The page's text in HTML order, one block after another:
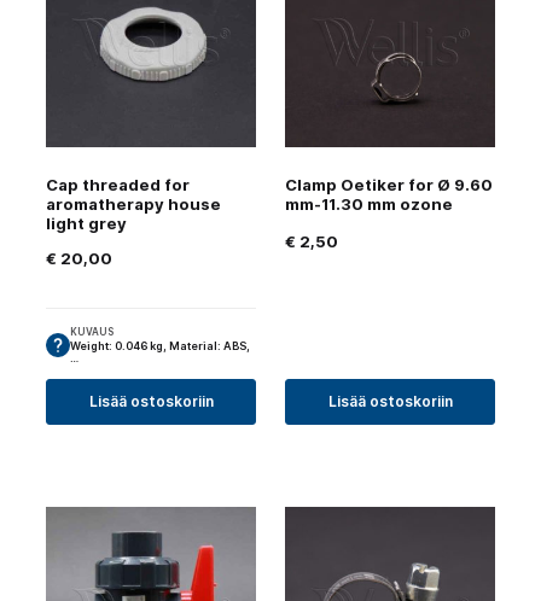
Cap threaded for
aromatherapy house
light grey
€ 20,00
KUVAUS
Weight: 0.046 kg, Material: ABS,
Lisää ostoskoriin
Clamp Oetiker for Ø 9.60
mm-11.30 mm ozone
€ 2,50
Lisää ostoskoriin